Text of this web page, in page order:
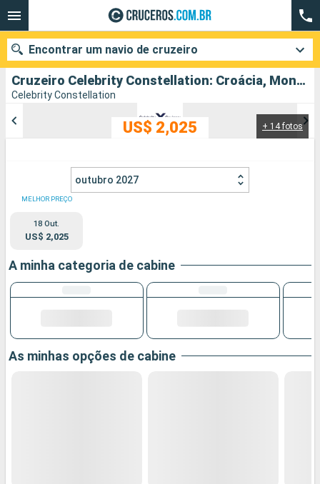
Cruzeiro Celebrity Constellation: Croácia, Montenegro, Itália partindo de Ravena
Celebrity Constellation
+ 14 fotos
US$ 2,025
outubro 2027
MELHOR PREÇO
18 Out.
US$ 2,025
A minha categoria de cabine
As minhas opções de cabine
Encontrar um navio de cruzeiro
Cidades Companhias